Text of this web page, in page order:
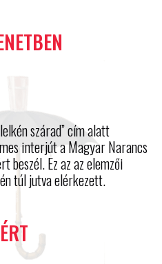
szárad” cím alatt
interjút a Magyar Narancs
beszél. Ez az az elemzői
túl jutva elérkezett.